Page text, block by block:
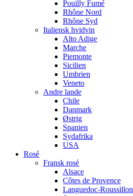
Pouilly Fumé
Rhône Nord
Rhône Syd
Italiensk hvidvin
Alto Adige
Marche
Piemonte
Sicilien
Umbrien
Veneto
Andre lande
Chile
Danmark
Østrig
Spanien
Sydafrika
USA
Rosé
Fransk rosé
Alsace
Côtes de Provence
Languedoc-Roussillon